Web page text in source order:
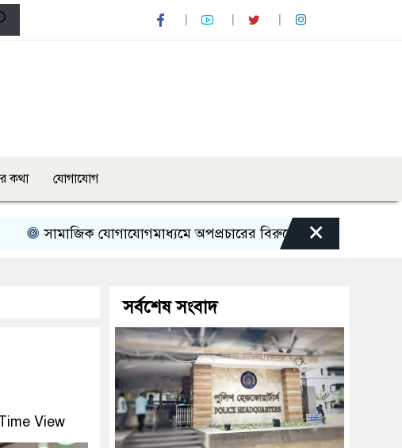
কথা যোগাযোগ
যোগাযোগমাধ্যমে অপপ্রচারের বিরুদ্ধে সতর্ক থাকার আহ্বান পুলিশের
×
View
সর্বশেষ সংবাদ